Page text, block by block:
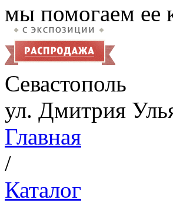
мы помогаем ее
Севастополь
ул. Дмитрия
Главная
/
Каталог